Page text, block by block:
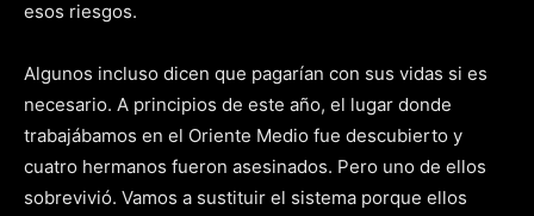
esos riesgos.
Algunos incluso dicen que pagarían con sus vidas si es
necesario. A principios de este año, el lugar donde
trabajábamos en el Oriente Medio fue descubierto y
cuatro hermanos fueron asesinados. Pero uno de ellos
sobrevivió. Vamos a sustituir el sistema porque ellos